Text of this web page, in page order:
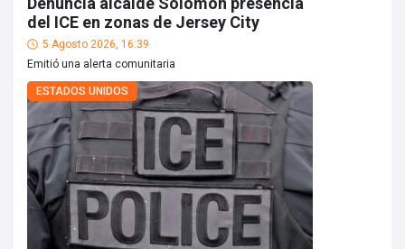
del ICE en zonas de Jersey City
5 Agosto 2026, 16:39
Emitió una alerta comunitaria
ESTADOS UNIDOS